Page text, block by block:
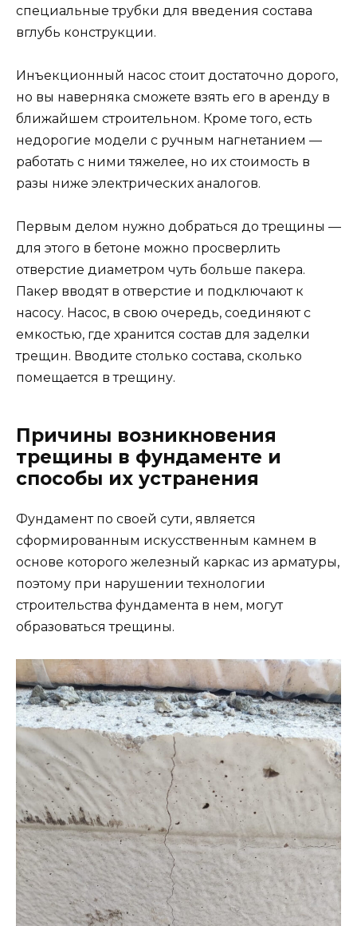
специальные трубки для введения состава
вглубь конструкции.
Инъекционный насос стоит достаточно дорого,
но вы наверняка сможете взять его в аренду в
ближайшем строительном. Кроме того, есть
недорогие модели с ручным нагнетанием —
работать с ними тяжелее, но их стоимость в
разы ниже электрических аналогов.
Первым делом нужно добраться до трещины —
для этого в бетоне можно просверлить
отверстие диаметром чуть больше пакера.
Пакер вводят в отверстие и подключают к
насосу. Насос, в свою очередь, соединяют с
емкостью, где хранится состав для заделки
трещин. Вводите столько состава, сколько
помещается в трещину.
Причины возникновения
трещины в фундаменте и
способы их устранения
Фундамент по своей сути, является
сформированным искусственным камнем в
основе которого железный каркас из арматуры,
поэтому при нарушении технологии
строительства фундамента в нем, могут
образоваться трещины.